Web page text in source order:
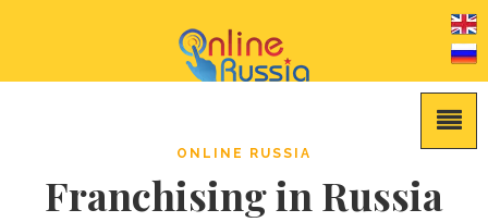
ONLINE RUSSIA
Franchising in Russia